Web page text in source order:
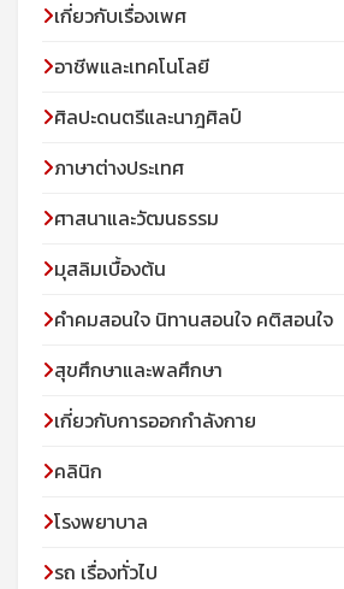
เกี่ยวกับเรื่องเพศ
อาชีพและเทคโนโลยี
ศิลปะดนตรีและนาฎศิลป์
ภาษาต่างประเทศ
ศาสนาและวัฒนธรรม
มุสลิมเบื้องต้น
คําคมสอนใจ นิทานสอนใจ คติสอนใจ
สุขศึกษาและพลศึกษา
เกี่ยวกับการออกกำลังกาย
คลินิก
โรงพยาบาล
รถ เรื่องทั่วไป